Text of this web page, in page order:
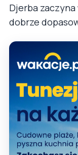
Djerba
dobrze